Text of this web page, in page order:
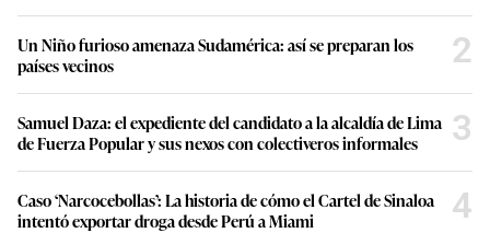
Un Niño furioso amenaza Sudamérica: así se preparan los
países vecinos
2
Samuel Daza: el expediente del candidato a la alcaldía de Lima
de Fuerza Popular y sus nexos con colectiveros informales
3
Caso ‘Narcocebollas’: La historia de cómo el Cartel de Sinaloa
intentó exportar droga desde Perú a Miami
4